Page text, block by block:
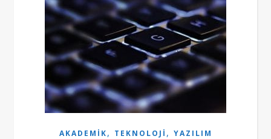
AKADEMIK, TEKNOLOJI , YAZILIM